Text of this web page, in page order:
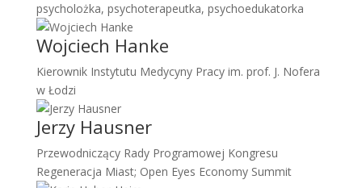
psycholożka, psychoterapeutka, psychoedukatorka
Wojciech Hanke
Kierownik Instytutu Medycyny Pracy im. prof. J. Nofera
w Łodzi
Jerzy Hausner
Przewodniczący Rady Programowej Kongresu
Regeneracja Miast; Open Eyes Economy Summit